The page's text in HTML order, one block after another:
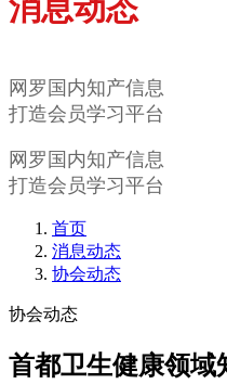
消息动态
网罗国内知产信息
打造会员学习平台
网罗国内知产信息
打造会员学习平台
首页
消息动态
协会动态
协会动态
首都卫生健康领域